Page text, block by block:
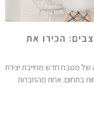
הכירו את
מטבח חדש מחייבת יצירת
בתחום. אחת מהחברות